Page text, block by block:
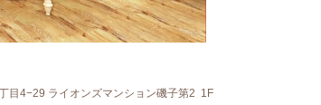
目4−29 ライオンズマンション磯子第2 1F